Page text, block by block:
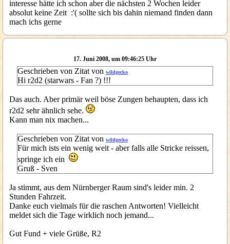
interesse hätte ich schon aber die nächsten 2 Wochen leider
absolut keine Zeit :'( sollte sich bis dahin niemand finden dann
mach ichs gerne
17. Juni 2008, um 09:46:25 Uhr
Geschrieben von Zitat von wildgecko
Hi r2d2 (starwars - Fan ?) !!!
Das auch. Aber primär weil böse Zungen behaupten, dass ich
r2d2 sehr ähnlich sehe.
Kann man nix machen...
Geschrieben von Zitat von wildgecko
Für mich ists ein wenig weit - aber falls alle Stricke reissen,
springe ich ein
Gruß - Sven
Ja stimmt, aus dem Nürnberger Raum sind's leider min. 2
Stunden Fahrzeit.
Danke euch vielmals für die raschen Antworten! Vielleicht
meldet sich die Tage wirklich noch jemand...
Gut Fund + viele Grüße, R2